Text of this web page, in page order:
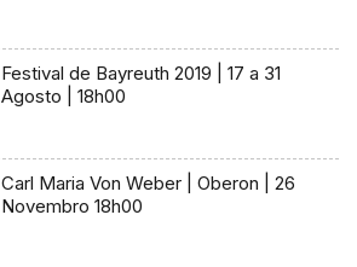
Festival de Bayreuth 2019 | 17 a 31
Agosto | 18h00
Carl Maria Von Weber | Oberon | 26
Novembro 18h00